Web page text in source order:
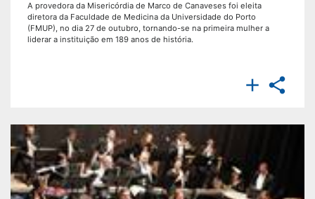
A provedora da Misericórdia de Marco de Canaveses foi eleita
diretora da Faculdade de Medicina da Universidade do Porto
(FMUP), no dia 27 de outubro, tornando-se na primeira mulher a
liderar a instituição em 189 anos de história.
 